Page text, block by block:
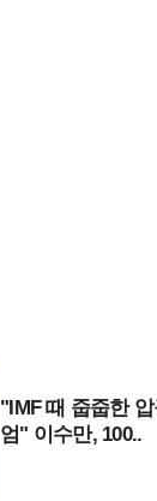
"IMF 때 줍줍한
엄" 이수만, 100..